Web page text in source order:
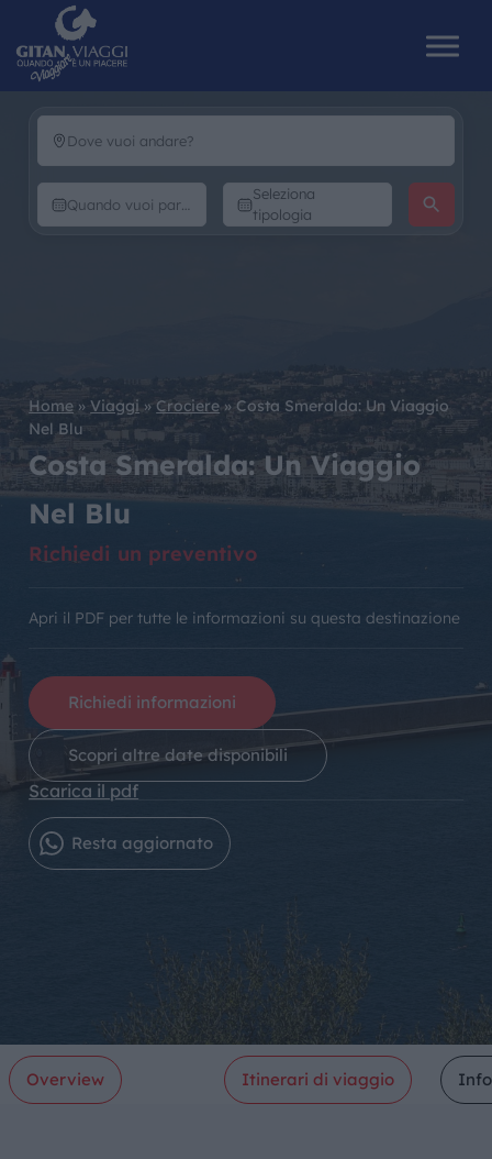
Seleziona
tipologia
HOME
IL MONDO GITAN
CONTATTI
Home » Viaggi » Crociere » Costa Smeralda: Un Viaggio
Nel Blu
Costa Smeralda: Un Viaggio
Nel Blu
Richiedi un preventivo
Apri il PDF per tutte le informazioni su questa destinazione
Richiedi informazioni
Scopri altre date disponibili
Scarica il pdf
Resta aggiornato
Overview Itinerari di viaggio